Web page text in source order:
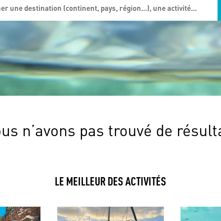
n’avons pas trouvé de
LE MEILLEUR DES ACTIVITÉS